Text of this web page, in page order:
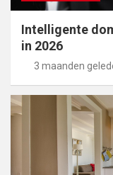
Intelligente
in 2026
3 maanden